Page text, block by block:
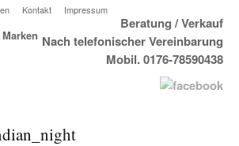
Kontakt Impressum
Beratung / Verkauf
Nach telefonischer Vereinbarung
Mobil. 0176-78590438